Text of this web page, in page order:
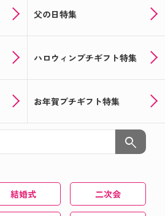
父の日特集
ハロウィンプチギフト特集
お年賀プチギフト特集
search
結婚式 二次会